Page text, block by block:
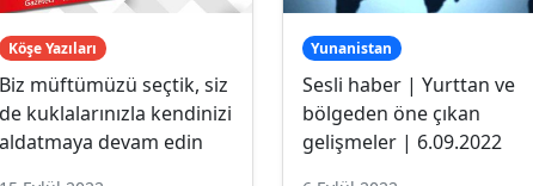
Köşe Yazıları
Biz müftümüzü seçtik, siz
de kuklalarınızla kendinizi
aldatmaya devam edin
Yunanistan
Sesli haber | Yurttan ve
bölgeden öne çıkan
gelişmeler | 6.09.2022